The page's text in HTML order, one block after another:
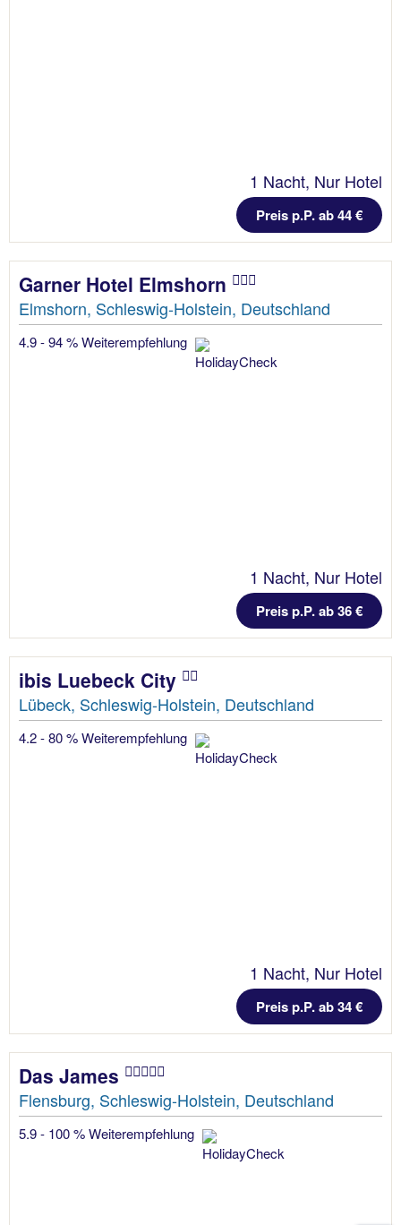
1 Nacht, Nur Hotel
Preis p.P. ab 44 €
Garner Hotel Elmshorn
Elmshorn, Schleswig-Holstein, Deutschland
4.9 - 94 % Weiterempfehlung
1 Nacht, Nur Hotel
Preis p.P. ab 36 €
ibis Luebeck City
Lübeck, Schleswig-Holstein, Deutschland
4.2 - 80 % Weiterempfehlung
1 Nacht, Nur Hotel
Preis p.P. ab 34 €
Das James
Flensburg, Schleswig-Holstein, Deutschland
5.9 - 100 % Weiterempfehlung